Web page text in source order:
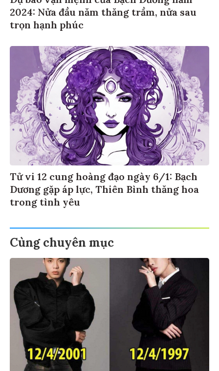
2024: Nửa đầu năm thăng trầm, nửa sau
trọn hạnh phúc
Tử vi 12 cung hoàng đạo ngày 6/1: Bạch
Dương gặp áp lực, Thiên Bình thăng hoa
trong tình yêu
Cùng chuyên mục